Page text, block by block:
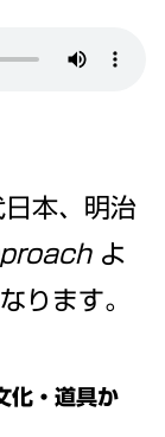
本、明治
よ
ります。
・道具か